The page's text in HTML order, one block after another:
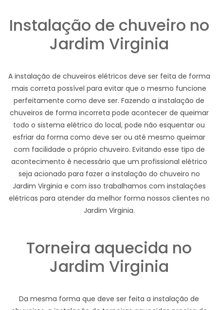
Instalação de chuveiro no
Jardim Virginia
A instalação de chuveiros elétricos deve ser feita de forma
mais correta possível para evitar que o mesmo funcione
perfeitamente como deve ser. Fazendo a instalação de
chuveiros de forma incorreta pode acontecer de queimar
todo o sistema elétrico do local, pode não esquentar ou
esfriar da forma como deve ser ou até mesmo queimar
com facilidade o próprio chuveiro. Evitando esse tipo de
acontecimento é necessário que um profissional elétrico
seja acionado para fazer a instalação do chuveiro no
Jardim Virginia e com isso trabalhamos com instalações
elétricas para atender da melhor forma nossos clientes no
Jardim Virginia.
Torneira aquecida no
Jardim Virginia
Da mesma forma que deve ser feita a instalação de